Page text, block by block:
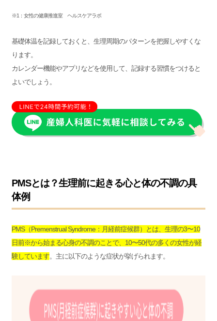
※1： 女性の健康推進室 ヘルスケアラボ
基礎体温を記録しておくと、生理周期のパターンを把握しやすくな
ります。
カレンダー機能やアプリなどを使用して、記録する習慣をつけると
よいでしょう。
PMSとは？生理前に起きる心と体の不調の具
体例
PMS（Premenstrual Syndrome：月経前症候群）とは、生理の3〜10
日前※から始まる心身の不調のことで、10〜50代の多くの女性が経
験しています。主に以下のような症状が挙げられます。